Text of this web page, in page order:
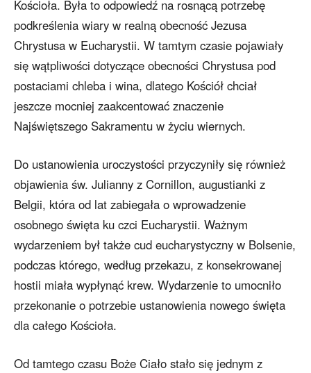
Kościoła. Była to odpowiedź na rosnącą potrzebę
podkreślenia wiary w realną obecność Jezusa
Chrystusa w Eucharystii. W tamtym czasie pojawiały
się wątpliwości dotyczące obecności Chrystusa pod
postaciami chleba i wina, dlatego Kościół chciał
jeszcze mocniej zaakcentować znaczenie
Najświętszego Sakramentu w życiu wiernych.
Do ustanowienia uroczystości przyczyniły się również
objawienia św. Julianny z Cornillon, augustianki z
Belgii, która od lat zabiegała o wprowadzenie
osobnego święta ku czci Eucharystii. Ważnym
wydarzeniem był także cud eucharystyczny w Bolsenie,
podczas którego, według przekazu, z konsekrowanej
hostii miała wypłynąć krew. Wydarzenie to umocniło
przekonanie o potrzebie ustanowienia nowego święta
dla całego Kościoła.
Od tamtego czasu Boże Ciało stało się jednym z